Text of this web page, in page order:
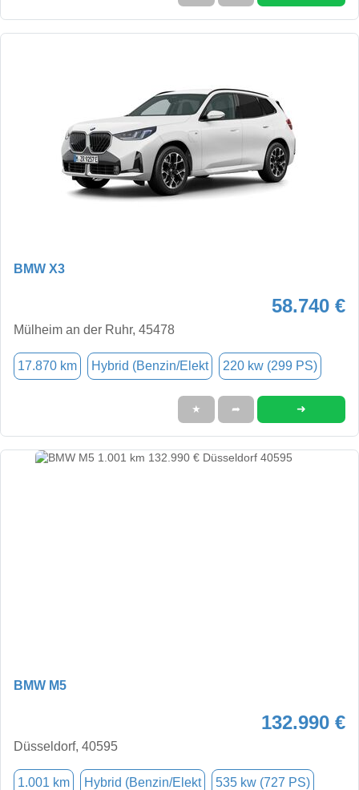
BMW X3
58.740 €
Mülheim an der Ruhr, 45478
17.870 km Hybrid (Benzin/Elekt 220 kw (299 PS)
★ ➦ ➜
BMW M5
132.990 €
Düsseldorf, 40595
1.001 km Hybrid (Benzin/Elekt 535 kw (727 PS)